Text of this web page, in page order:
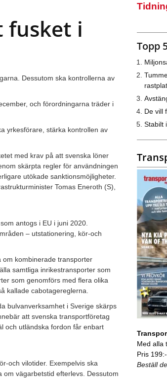
fusket i
Dessutom ska kontrollerna av
och förordningarna träder i
yrkesförare, stärka kontrollen av
med krav på att svenska löner
skärpta regler för användningen
utökade sanktionsmöjligheter.
Tomas Eneroth (S),
antogs i EU i juni 2020.
– utstationering, kör-och
kombinerade transporter
samtliga inrikestransporter som
som genomförs med flera olika
kallade cabotagereglerna.
bulvanverksamhet i Sverige skärps
att svenska transportföretag
och utländska fordon får enbart
och vilotider. Exempelvis ska
vägarbetstid efterlevs. Dessutom
Topp
De vill
Stabilt
Med alla
Pris 199:-
Beställ